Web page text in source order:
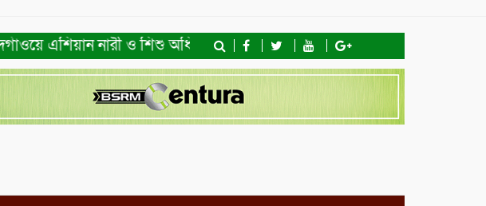
এশিয়ান নারী ও শিশু অধিকার ফাউন্ডেশনের মতবিনিময় সভা ও খাদ্যসামগ্রী বিতরণ